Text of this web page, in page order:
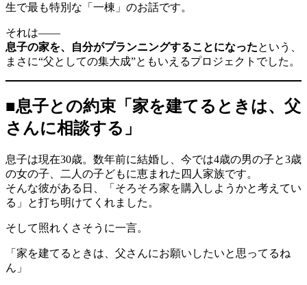
生で最も特別な「一棟」のお話です。
それは――
息子の家を、自分がプランニングすることになったという、
まさに“父としての集大成”ともいえるプロジェクトでした。
■息子との約束「家を建てるときは、父
さんに相談する」
息子は現在30歳。数年前に結婚し、今では4歳の男の子と3歳
の女の子、二人の子どもに恵まれた四人家族です。
そんな彼がある日、「そろそろ家を購入しようかと考えてい
る」と打ち明けてくれました。
そして照れくさそうに一言。
「家を建てるときは、父さんにお願いしたいと思ってるね
ん」